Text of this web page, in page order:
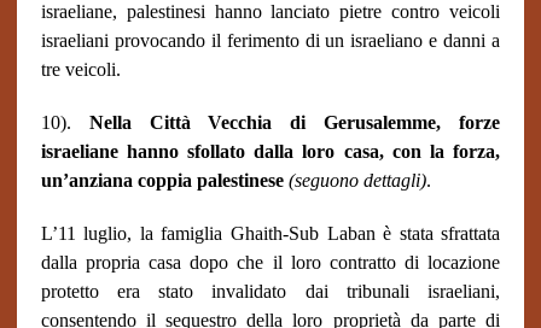
israeliane, palestinesi hanno lanciato pietre contro veicoli
israeliani provocando il ferimento di un israeliano e danni a
tre veicoli.
10). Nella Città Vecchia di Gerusalemme, forze
israeliane hanno sfollato dalla loro casa, con la forza,
un’anziana coppia palestinese (seguono dettagli).
L’11 luglio, la famiglia Ghaith-Sub Laban è stata sfrattata
dalla propria casa dopo che il loro contratto di locazione
protetto era stato invalidato dai tribunali israeliani,
consentendo il sequestro della loro proprietà da parte di